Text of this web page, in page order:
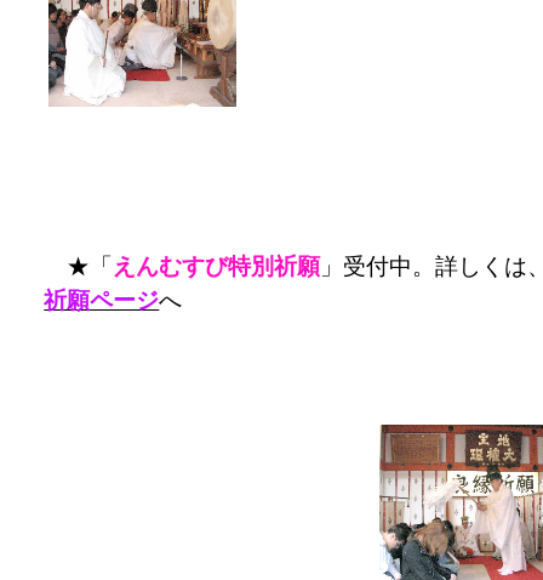
★「 えんむすび特別祈願」受付中。詳しくは
祈願ページへ